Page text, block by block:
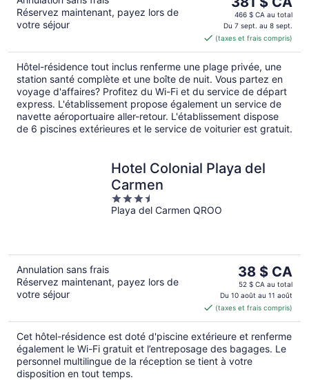
Réservez maintenant, payez lors de
votre séjour
prix
est
de 381 $ CA
par
nuit
466 $ CA au total
Du 7 sept. au 8 sept.
(taxes et frais compris)
Hôtel-résidence tout inclus renferme une plage privée, une
station santé complète et une boîte de nuit. Vous partez en
voyage d'affaires? Profitez du Wi-Fi et du service de départ
express. L'établissement propose également un service de
navette aéroportuaire aller-retour. L'établissement dispose
de 6 piscines extérieures et le service de voiturier est gratuit.
Hotel Colonial Playa del
Carmen
3.5
out
Playa del Carmen QROO
Annulation sans frais
Réservez maintenant, payez lors de
votre séjour
Le
prix
est
de 38 $ CA
par
nuit
38 $ CA
52 $ CA au total
Du 10 août au 11 août
(taxes et frais compris)
Cet hôtel-résidence est doté d'piscine extérieure et renferme
également le Wi-Fi gratuit et l’entreposage des bagages. Le
personnel multilingue de la réception se tient à votre
disposition en tout temps.